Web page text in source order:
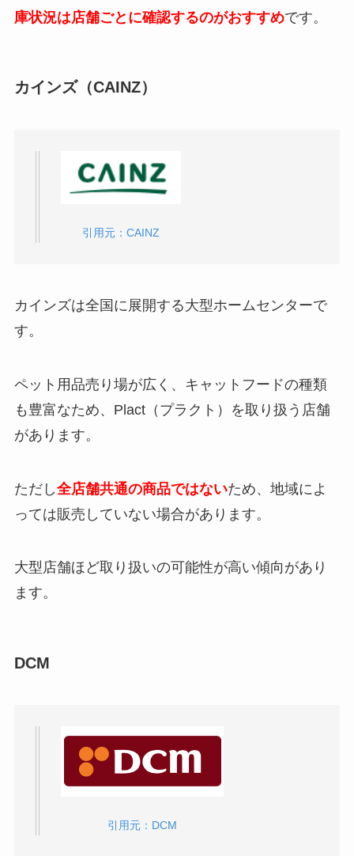
した飼い主のリアルな現実
ボジータはどこで売ってる？楽天やAmazonで
アビシニアンは性格悪い？噛む・凶暴化すると
言われる理由と後悔しない飼い方
る？楽天やAmazonの最安値は？
アーテミスはどこで売ってる？楽天やAmazon
で買える？
Amazonで買える？
てる？楽天やAmazonの最安値は？
庫状況は店舗ごとに確認するのがおすすめです。
カインズ（CAINZ）
引用元：CAINZ
カインズは全国に展開する大型ホームセンターで
す。
ペット用品売り場が広く、キャットフードの種類
も豊富なため、Plact（プラクト）を取り扱う店舗
があります。
ただし全店舗共通の商品ではないため、地域によ
っては販売していない場合があります。
大型店舗ほど取り扱いの可能性が高い傾向があり
ます。
DCM
引用元：DCM